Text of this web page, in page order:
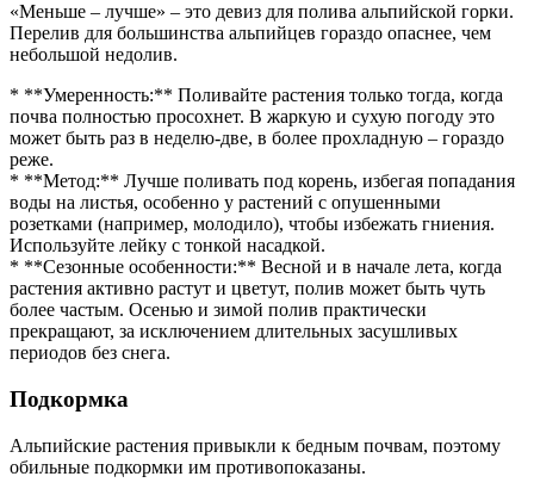
«Меньше – лучше» – это девиз для полива альпийской горки.
Перелив для большинства альпийцев гораздо опаснее, чем
небольшой недолив.
* **Умеренность:** Поливайте растения только тогда, когда
почва полностью просохнет. В жаркую и сухую погоду это
может быть раз в неделю-две, в более прохладную – гораздо
реже.
* **Метод:** Лучше поливать под корень, избегая попадания
воды на листья, особенно у растений с опушенными
розетками (например, молодило), чтобы избежать гниения.
Используйте лейку с тонкой насадкой.
* **Сезонные особенности:** Весной и в начале лета, когда
растения активно растут и цветут, полив может быть чуть
более частым. Осенью и зимой полив практически
прекращают, за исключением длительных засушливых
периодов без снега.
Подкормка
Альпийские растения привыкли к бедным почвам, поэтому
обильные подкормки им противопоказаны.